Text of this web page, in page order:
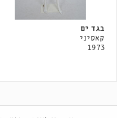
בגד ים
קאסיני
1973